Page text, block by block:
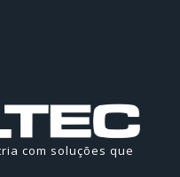
com soluções que